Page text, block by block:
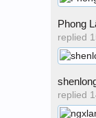
Phong
replied
replied